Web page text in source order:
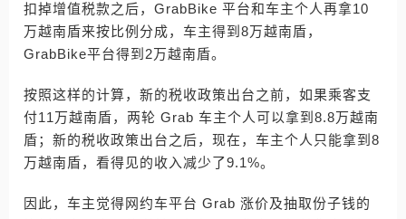
扣掉增值税款之后，GrabBike 平台和车主个人再拿10
万越南盾来按比例分成，车主得到8万越南盾，
GrabBike平台得到2万越南盾。
按照这样的计算，新的税收政策出台之前，如果乘客支
付11万越南盾，两轮 Grab 车主个人可以拿到8.8万越南
盾；新的税收政策出台之后，现在，车主个人只能拿到8
万越南盾，看得见的收入减少了9.1%。
因此，车主觉得网约车平台 Grab 涨价及抽取份子钱的